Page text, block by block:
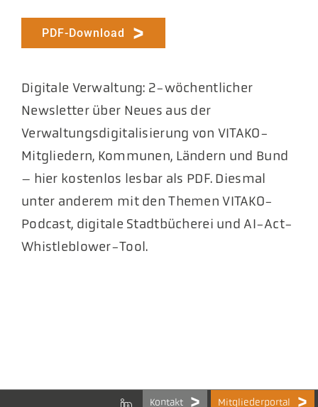
PDF-Download
Digitale Verwaltung: 2-wöchentlicher
Newsletter über Neues aus der
Verwaltungsdigitalisierung von VITAKO-
Mitgliedern, Kommunen, Ländern und Bund
– hier kostenlos lesbar als PDF. Diesmal
unter anderem mit den Themen VITAKO-
Podcast, digitale Stadtbücherei und AI-Act-
Whistleblower-Tool.
Kontakt Mitgliederportal